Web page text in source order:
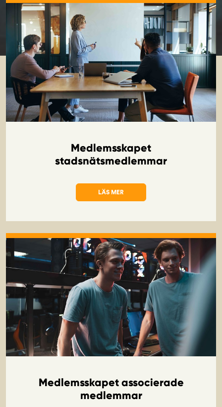
Medlemsskapet
stadsnätsmedlemmar
LÄS MER
OM MEDLEMSSKAPET
Medlemsskapet associerade
medlemmar